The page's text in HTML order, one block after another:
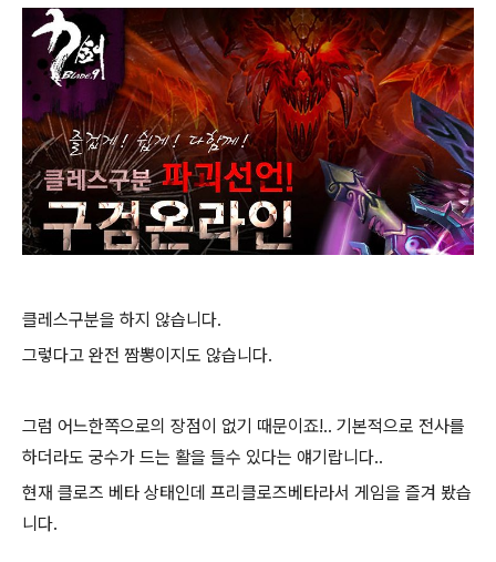
클레스구분을 하지 않습니다.
그렇다고 완전 짬뽕이지도 않습니다.
그럼 어느한쪽으로의 장점이 없기 때문이죠!.. 기본적으로 전사를
하더라도 궁수가 드는 활을 들수 있다는 얘기랍니다..
현재 클로즈 베타 상태인데 프리클로즈베타라서 게임을 즐겨 봤습
니다.